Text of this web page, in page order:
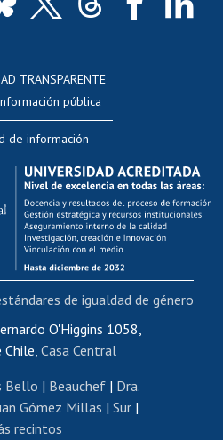
Académico
docente
académica
al AUCAI
os
de capacitación
del personal
movilidad interna
de renta
renta honorarios
páginas blancas
os
TRANSPARENTE
pública
de información
O'Higgins 1058,
Casa Central
Bello | Beauchef| Dra.
Gómez Millas | Sur |
recintos
de igualdad de género